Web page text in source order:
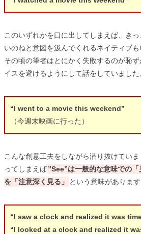
このいずれかを口に出してしまえば、き
いのねと意図を汲んでくれるネイティブも
その頃の筆者はとにかく失敗するのが恥
イスを避けるようにして話をしていました
“I went to a movie this weekend”
（今週末映画に行った）
こんな創意工夫をしながら潜り抜けてい
ってしまえば”See”は一般的な意味での「
を「注意深く見る」
という意味があります
“I saw a clock and realized it was
“I looked at a clock and realized it